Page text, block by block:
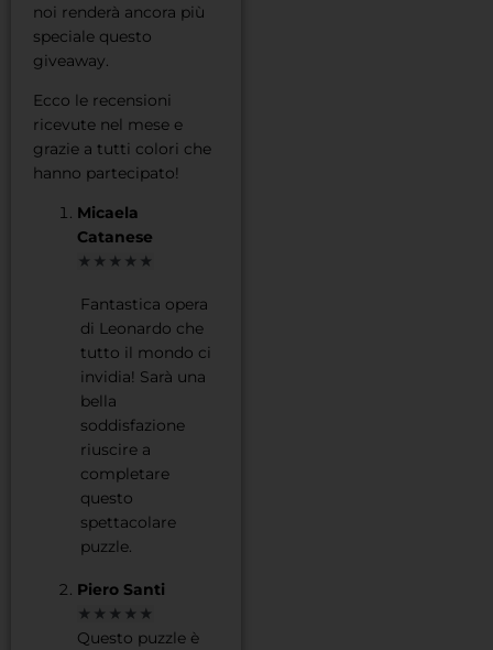
noi renderà ancora più
speciale questo
giveaway.
Ecco le recensioni
ricevute nel mese e
grazie a tutti colori che
hanno partecipato!
Micaela
Catanese
★★★★★
Fantastica opera
di Leonardo che
tutto il mondo ci
invidia! Sarà una
bella
soddisfazione
riuscire a
completare
questo
spettacolare
puzzle.
Piero Santi
★★★★★
Questo puzzle è